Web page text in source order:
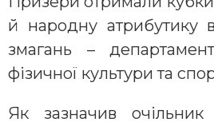
й народну атрибутику
змагань –
фізичної культури та
Як зазначив очільник